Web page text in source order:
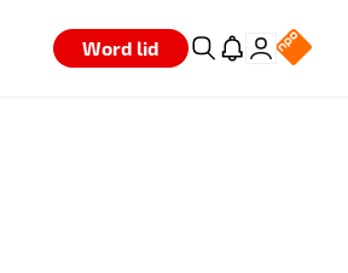
Word lid